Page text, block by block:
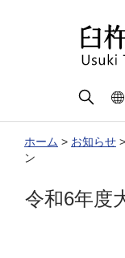
ホーム > お知らせ >
ン
令和6年度